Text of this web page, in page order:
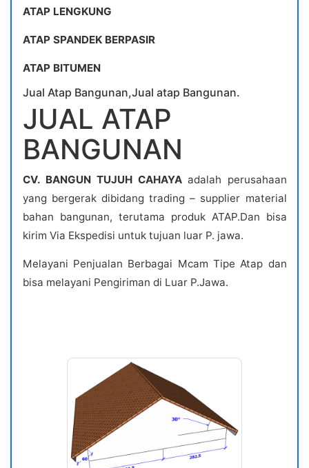
ATAP LENGKUNG
ATAP SPANDEK BERPASIR
ATAP BITUMEN
Jual Atap Bangunan,Jual atap Bangunan.
JUAL ATAP
BANGUNAN
CV. BANGUN TUJUH CAHAYA adalah perusahaan
yang bergerak dibidang trading – supplier material
bahan bangunan, terutama produk ATAP.Dan bisa
kirim Via Ekspedisi untuk tujuan luar P. jawa.
Melayani Penjualan Berbagai Mcam Tipe Atap dan
bisa melayani Pengiriman di Luar P.Jawa.